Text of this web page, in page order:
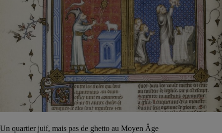
Un quartier juif, mais pas de ghetto au Moyen Âge